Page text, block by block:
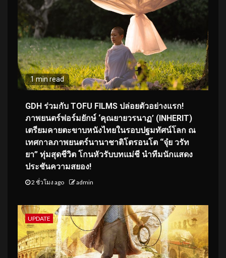
1 min read
GDH ร่วมกับ TOFU FILMS ปล่อยตัวอย่างแรก!
ภาพยนตร์ฟอร์มยักษ์ ‘คุณยายวรนาฏ’ (INHERIT)
เตรียมคายตะขาบหนังไทยในรอบปฐมทัศน์โลก ณ
เทศกาลภาพยนตร์นานาชาติโตรอนโต “จุ๋ย วรัท
ยา” ทุ่มสุดชีวิต โกนหัวรับบทแม่ชี นำทีมนักแสดง
ประชันความสยอง!
2 ชั่วโมง ago admin
UPDATE